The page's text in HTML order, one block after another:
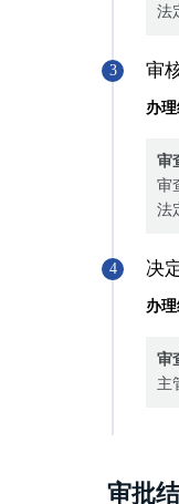
法
3 审
办理
审
审
法
4 决
办理
审
主
审批